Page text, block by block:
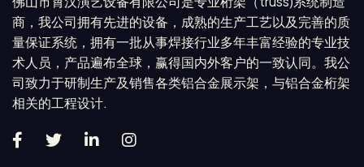
商，我公司拥有先进的设备，成熟的生产工艺以及完善的质
量保证系统，拥有一批从事焊接行业多年丰富经验的专业技
术人员，产品遍布全球，赢得国内外客户的一致认同。我公
司致力于研制生产及销售各类铝合金展示架，与铝合金桁架
相关的工程设计.